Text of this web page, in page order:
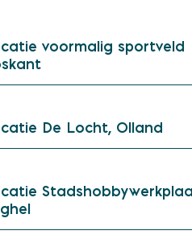
voormalig sportveld
De Locht, Olland